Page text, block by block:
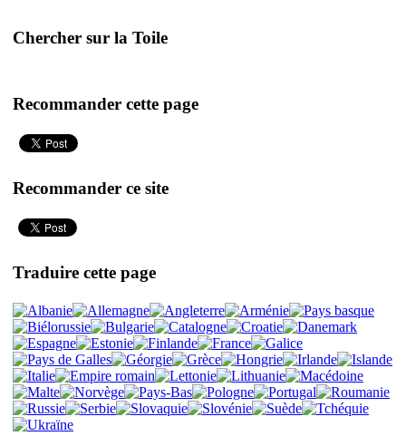
Chercher sur la Toile
Recommander cette page
Recommander ce site
Traduire cette page